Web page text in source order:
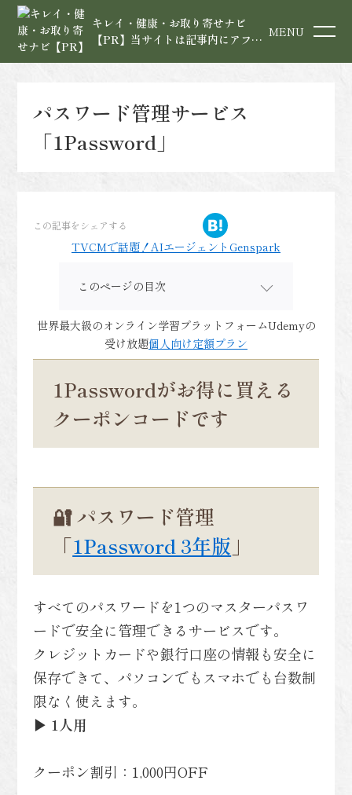
キレイ・健康・お取り寄せナビ
【PR】当サイトは記事内にアフィ MENU
パスワード管理サービス
「1Password」
この記事をシェアする
TVCMで話題！AIエージェントGenspark
このページの目次
世界最大級のオンライン学習プラットフォームUdemyの
受け放題個人向け定額プラン
1Passwordがお得に買える
クーポンコードです
🔐 パスワード管理
「1Password 3年版 」
すべてのパスワードを1つのマスターパスワ
ードで安全に管理できるサービスです。
クレジットカードや銀行口座の情報も安全に
保存できて、パソコンでもスマホでも台数制
限なく使えます。
▶ 1人用
クーポン割引：1,000円OFF